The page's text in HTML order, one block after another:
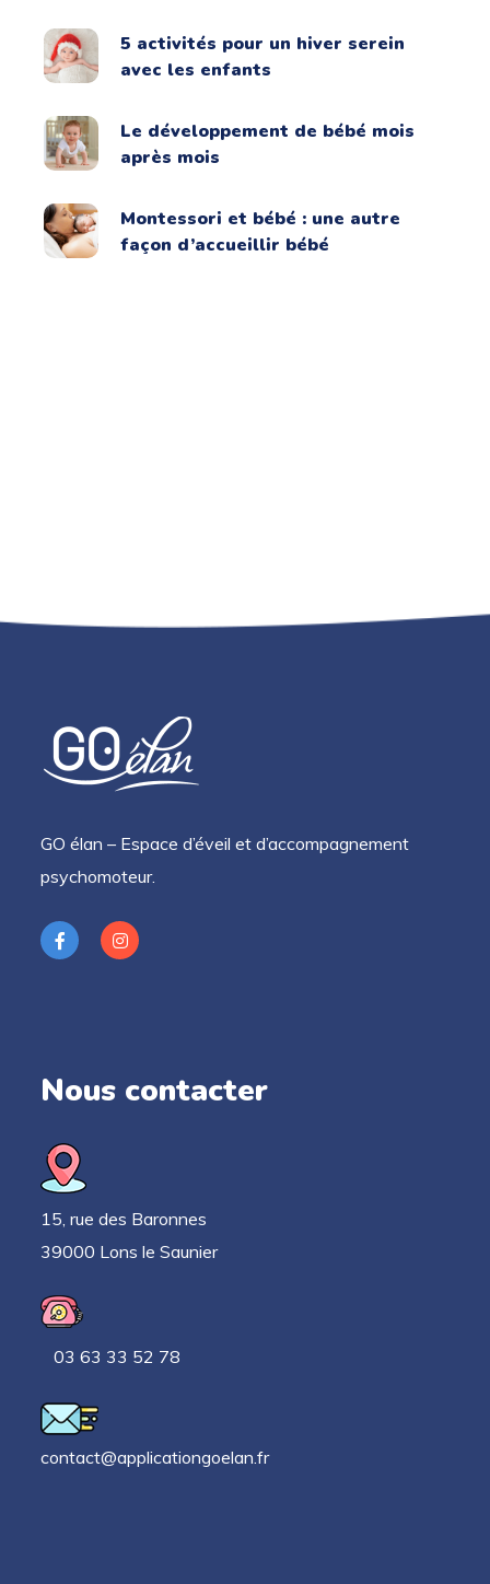
5 activités pour un hiver serein
avec les enfants
Le développement de bébé mois
après mois
Montessori et bébé : une autre
façon d’accueillir bébé
GO élan – Espace d’éveil et d’accompagnement
psychomoteur.
Nous contacter
15, rue des Baronnes
39000 Lons le Saunier
03 63 33 52 78
contact@applicationgoelan.fr